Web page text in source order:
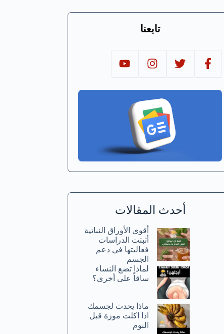
تابعنا
أحدث المقالات
أقوى الأوراق النباتية
أثبتت الدراسات
فعاليتها في دعم
الجسم
لماذا تضع النساء
ساقاً على أخرى؟
ماذا يحدث لجسمك
اذا اكلت موزة قبل
النوم